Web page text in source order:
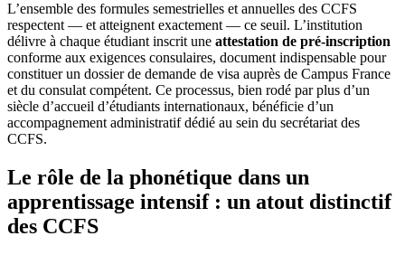
L’ensemble des formules semestrielles et annuelles des CCFS
respectent — et atteignent exactement — ce seuil. L’institution
délivre à chaque étudiant inscrit une attestation de pré-inscription
conforme aux exigences consulaires, document indispensable pour
constituer un dossier de demande de visa auprès de Campus France
et du consulat compétent. Ce processus, bien rodé par plus d’un
siècle d’accueil d’étudiants internationaux, bénéficie d’un
accompagnement administratif dédié au sein du secrétariat des
CCFS.
Le rôle de la phonétique dans un
apprentissage intensif : un atout distinctif
des CCFS